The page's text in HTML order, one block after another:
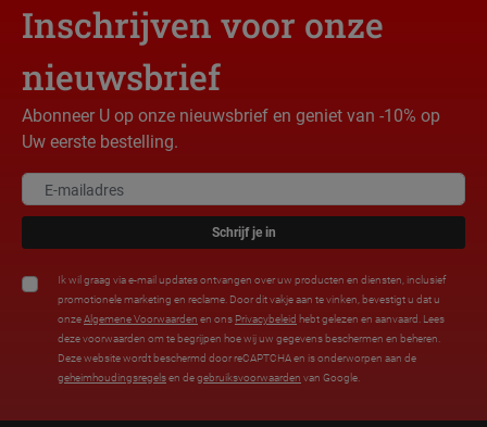
Inschrijven voor onze
nieuwsbrief
Abonneer U op onze nieuwsbrief en geniet van -10% op
Uw eerste bestelling.
Schrijf je in
Ik wil graag via e-mail updates ontvangen over uw producten en diensten, inclusief
promotionele marketing en reclame. Door dit vakje aan te vinken, bevestigt u dat u
onzeAlgemene Voorwaarden en ons Privacybeleid hebt gelezen en aanvaard. Lees
deze voorwaarden om te begrijpen hoe wij uw gegevens beschermen en beheren.
Deze website wordt beschermd door reCAPTCHA en is onderworpen aan de
geheimhoudingsregelsen degebruiksvoorwaarden van Google.